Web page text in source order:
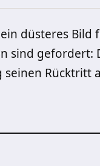
düsteres Bild
sind gefordert:
Rücktritt